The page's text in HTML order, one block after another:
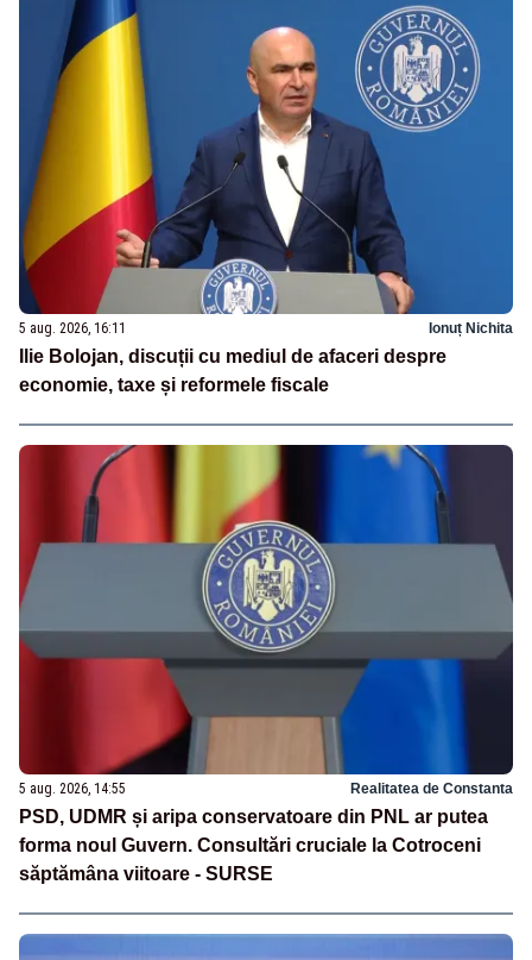
5 aug. 2026, 16:11 Ionuț Nichita
Ilie Bolojan, discuții cu mediul de afaceri despre
economie, taxe și reformele fiscale
5 aug. 2026, 14:55 Realitatea de Constanta
PSD, UDMR și aripa conservatoare din PNL ar putea
forma noul Guvern. Consultări cruciale la Cotroceni
săptămâna viitoare - SURSE